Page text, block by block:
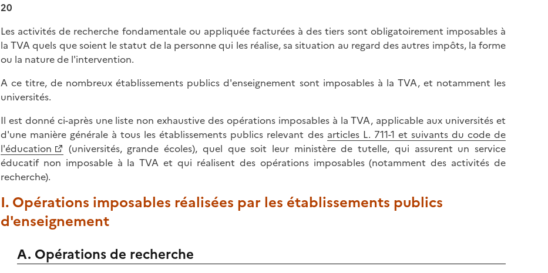
20
Les activités de recherche fondamentale ou appliquée facturées à des tiers sont obligatoirement imposables à
la TVA quels que soient le statut de la personne qui les réalise, sa situation au regard des autres impôts, la forme
ou la nature de l'intervention.
A ce titre, de nombreux établissements publics d'enseignement sont imposables à la TVA, et notamment les
universités.
Il est donné ci-après une liste non exhaustive des opérations imposables à la TVA, applicable aux universités et
d'une manière générale à tous les établissements publics relevant des articles L. 711-1 et suivants du code de
l'éducation
(universités, grande écoles), quel que soit leur ministère de tutelle, qui assurent un service
éducatif non imposable à la TVA et qui réalisent des opérations imposables (notamment des activités de
recherche).
I. Opérations imposables réalisées par les établissements publics
d'enseignement
A. Opérations de recherche